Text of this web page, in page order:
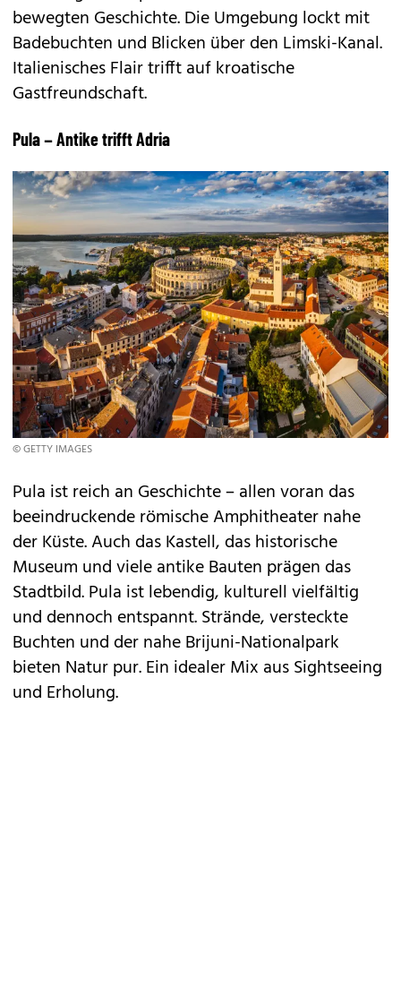
bewegten Geschichte. Die Umgebung lockt mit
Badebuchten und Blicken über den Limski-Kanal.
Italienisches Flair trifft auf kroatische
Gastfreundschaft.
Pula – Antike trifft Adria
© GETTY IMAGES
Pula ist reich an Geschichte – allen voran das
beeindruckende römische Amphitheater nahe
der Küste. Auch das Kastell, das historische
Museum und viele antike Bauten prägen das
Stadtbild. Pula ist lebendig, kulturell vielfältig
und dennoch entspannt. Strände, versteckte
Buchten und der nahe Brijuni-Nationalpark
bieten Natur pur. Ein idealer Mix aus Sightseeing
und Erholung.